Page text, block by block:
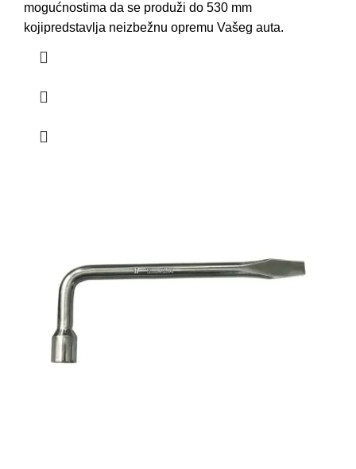
mogućnostima da se produži do 530 mm
kojipredstavlja neizbežnu opremu Vašeg auta.